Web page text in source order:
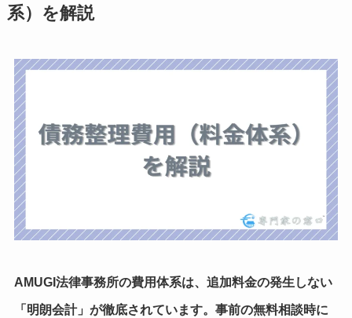
系）を解説
AMUGI法律事務所の費用体系は、追加料金の発生しない
「明朗会計」が徹底されています。事前の無料相談時に